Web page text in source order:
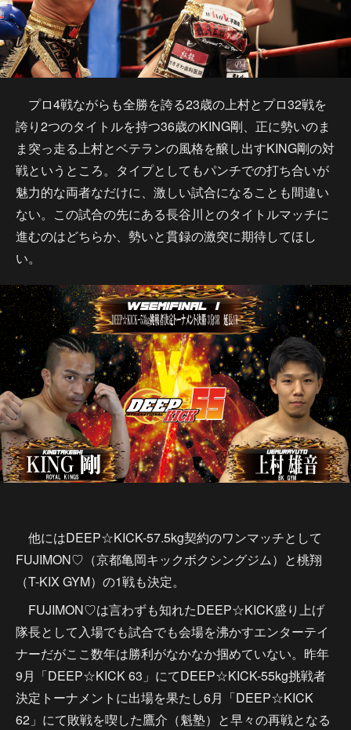
プロ4戦ながらも全勝を誇る23歳の上村とプロ32戦を
誇り2つのタイトルを持つ36歳のKING剛、正に勢いのま
ま突っ走る上村とベテランの風格を醸し出すKING剛の対
戦というところ。タイプとしてもパンチでの打ち合いが
魅力的な両者なだけに、激しい試合になることも間違い
ない。この試合の先にある長谷川とのタイトルマッチに
進むのはどちらか、勢いと貫録の激突に期待してほし
い。
他にはDEEP☆KICK-57.5kg契約のワンマッチとして
FUJIMON♡（京都亀岡キックボクシングジム）と桃翔
（T-KIX GYM）の1戦も決定。
FUJIMON♡は言わずも知れたDEEP☆KICK盛り上げ
隊長として入場でも試合でも会場を沸かすエンターテイ
ナーだがここ数年は勝利がなかなか掴めていない。昨年
9月「DEEP☆KICK 63」にてDEEP☆KICK-55kg挑戦者
決定トーナメントに出場を果たし6月「DEEP☆KICK
62」にて敗戦を喫した鷹介（魁塾）と早々の再戦となる